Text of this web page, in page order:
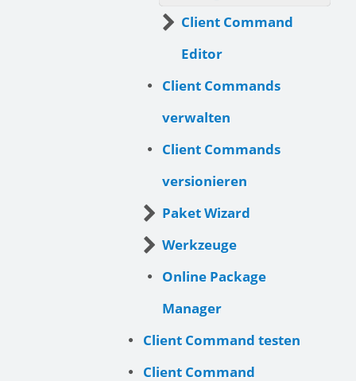
Client Command
Editor
Client Commands
verwalten
Client Commands
versionieren
Paket Wizard
Werkzeuge
Online Package
Manager
Client Command testen
Client Command